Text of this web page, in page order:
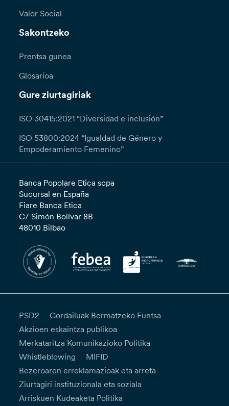
Valor Social
Sakontzeko
Prentsa gunea
Glosarioa
Gure ziurtagiriak
ISO 30415:2021 “Diversidad e inclusión”
ISO 53800:2024 “Igualdad de Género y
Empoderamiento Femenino”
Banca Popolare Etica scpa
Sucursal en España
Fiare Banca Etica
C/ Simón Bolívar 8B
48010 Bilbao
PSD2
Gordailuak Bermatzeko Funtsa
Akzioen eskaintza publikoa
Merkataritza Komunikazioko Politika
Whistleblowing
MIFID
Bezeroaren erreklamazioak eta arreta
Ziurtagiri instituzionala eta soziala
Arriskuen Kudeaketa Politika